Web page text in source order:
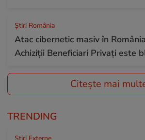
Știri România
Atac cibernetic masiv în
Achiziții Beneficiari Privați este
Citește mai
TRENDING
Știri Externe